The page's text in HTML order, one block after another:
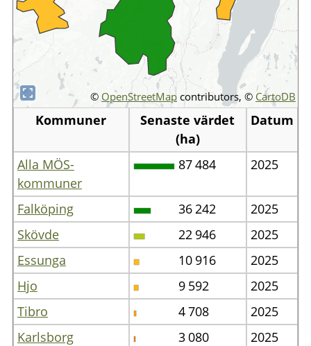
© OpenStreetMapcontributors, © CartoDB
Kommuner
Senaste värdet
(ha)
Datum
Alla MÖS-
kommuner
87484 2025
Falköping 36242
2025
Skövde
22 946
2025
Essunga
10 916
2025
Hjo
9 592
2025
Tibro
4708
2025
Karlsborg
3080 2025